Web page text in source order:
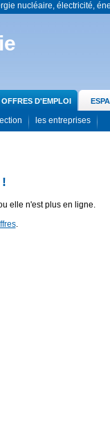
nucléaire, électricité,
OFFRES D'EMPLOI
les entreprises
elle n'est plus en ligne.
.